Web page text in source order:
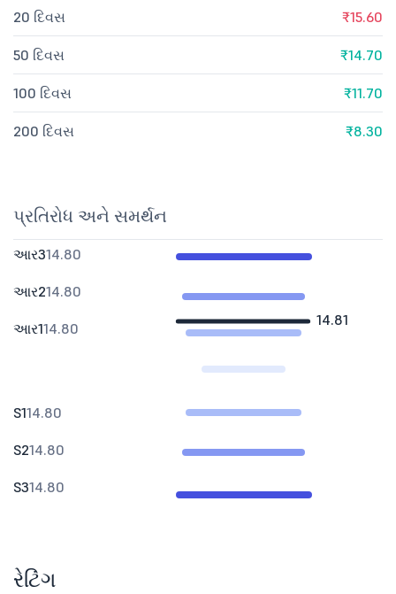
20 દિવસ ₹15.60
50 દિવસ ₹14.70
100 દિવસ ₹11.70
200 દિવસ ₹8.30
પ્રતિરોધ અને સમર્થન
14.81
આર314.80
આર214.80
આર114.80
S114.80
S214.80
S314.80
રેટિંગ